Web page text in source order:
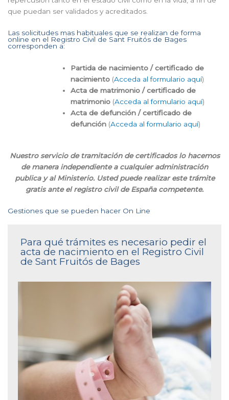
que puedan ser validados y acreditados.
Las solicitudes mas habituales que se realizan de forma
online en el Registro Civil de Sant Fruitós de Bages
corresponden a:
Partida de nacimiento / certificado de
nacimiento (Acceda al formulario aquí)
Acta de matrimonio / certificado de
matrimonio (Acceda al formulario aquí)
Acta de defunción / certificado de
defunción (Acceda al formulario aquí)
Nuestro servicio de tramitación de certificados lo hacemos
de manera independiente a cualquier administración
publica y al Ministerio. Usted puede realizar este trámite
gratis ante el registro civil de España competente.
Gestiones que se pueden hacer On Line
Para qué trámites es necesario pedir el
acta de nacimiento en el Registro Civil
de Sant Fruitós de Bages